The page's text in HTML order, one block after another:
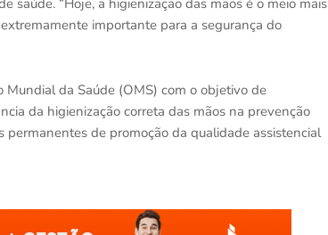
saúde. “Hoje, a higienização das mãos é o meio mais
importante para a segurança do
da Saúde (OMS) com o objetivo de
da higienização correta das mãos na prevenção
permanentes de promoção da qualidade assistencial